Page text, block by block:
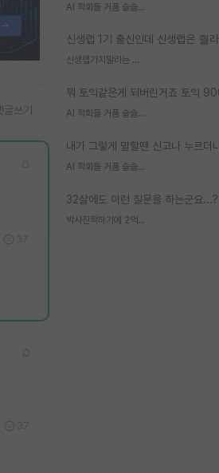
AI 학회들 거품 슬슬 지적이 나오네요
신생랩가지말라는 이유가 있었구나
AI 학회들 거품 슬슬 지적이 나오네요
내가 그렇게 말할땐 신고나 누르더니
AI 학회들 거품 슬슬 지적이 나오네요
32살에도 이런 질문을 하는군요...?
박사진학하기에 2억은 괜찮은 (?) 정도의 경제력인가요
글쓰기